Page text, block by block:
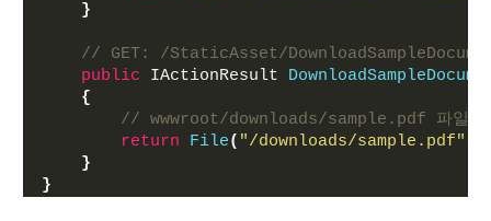
}
// GET: /StaticAsset/
public IActionResult
{
// wwwroot/downloads/sample.pdf 파일을
return
File( "/downloads/sample.pdf"
}
}